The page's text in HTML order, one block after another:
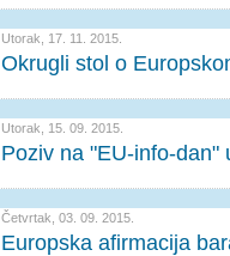
Utorak, 17. 11. 2015.
Okrugli stol o
Utorak, 15. 09. 2015.
Poziv na "EU-info-dan"
Četvrtak, 03. 09. 2015.
Europska afirmacija